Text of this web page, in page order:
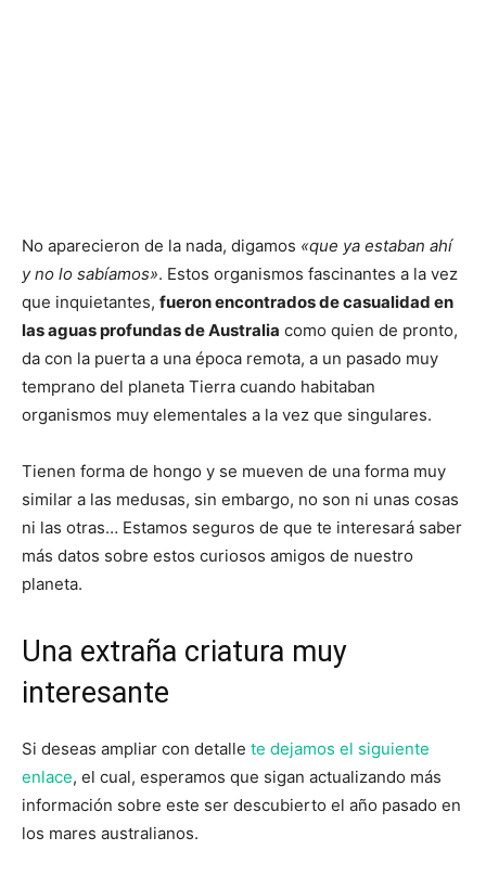
No aparecieron de la nada, digamos «que ya estaban ahí
y no lo sabíamos». Estos organismos fascinantes a la vez
que inquietantes, fueron encontrados de casualidad en
las aguas profundas de Australia como quien de pronto,
da con la puerta a una época remota, a un pasado muy
temprano del planeta Tierra cuando habitaban
organismos muy elementales a la vez que singulares.
Tienen forma de hongo y se mueven de una forma muy
similar a las medusas, sin embargo, no son ni unas cosas
ni las otras… Estamos seguros de que te interesará saber
más datos sobre estos curiosos amigos de nuestro
planeta.
Una extraña criatura muy
interesante
Si deseas ampliar con detalle te dejamos el siguiente
enlace, el cual, esperamos que sigan actualizando más
información sobre este ser descubierto el año pasado en
los mares australianos.